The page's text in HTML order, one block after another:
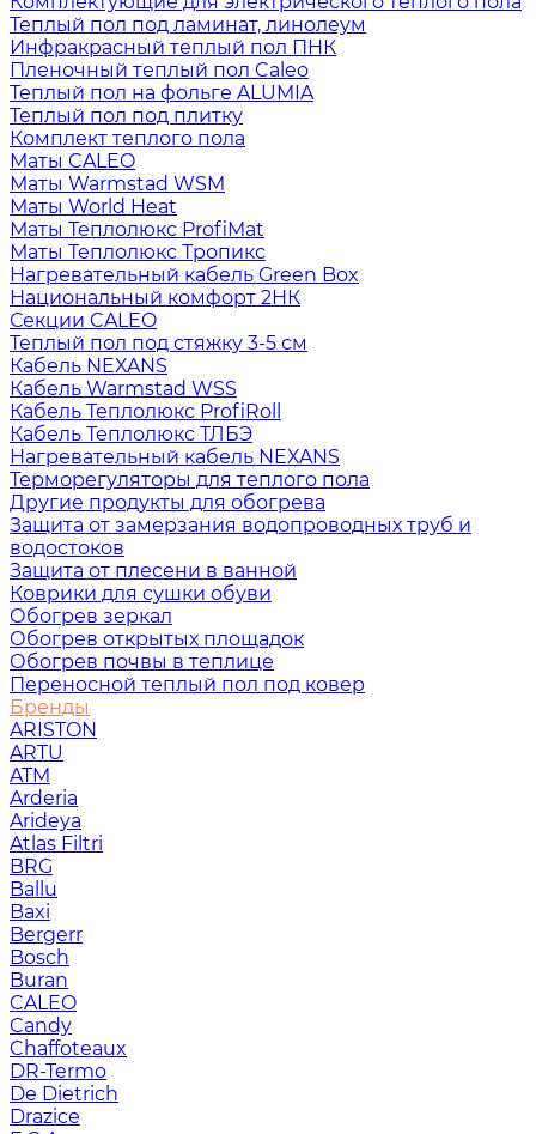
Теплый пол под ламинат, линолеум
Инфракрасный теплый пол ПНК
Пленочный теплый пол Caleo
Теплый пол на фольге ALUMIA
Теплый пол под плитку
Комплект теплого пола
Маты CALEO
Маты Warmstad WSM
Маты World Heat
Маты Теплолюкс ProfiMat
Маты Теплолюкс Тропикс
Нагревательный кабель Green Box
Национальный комфорт 2НК
Секции CALEO
Теплый пол под стяжку 3-5 см
Кабель NEXANS
Кабель Warmstad WSS
Кабель Теплолюкс ProfiRoll
Кабель Теплолюкс ТЛБЭ
Нагревательный кабель NEXANS
Терморегуляторы для теплого пола
Другие продукты для обогрева
Защита от замерзания водопроводных труб и
водостоков
Защита от плесени в ванной
Коврики для сушки обуви
Обогрев зеркал
Обогрев открытых площадок
Обогрев почвы в теплице
Переносной теплый пол под ковер
Бренды
ARISTON
ARTU
ATM
Arderia
Arideya
Atlas Filtri
BRG
Ballu
Baxi
Bergerr
Bosch
Buran
CALEO
Candy
Chaffoteaux
DR-Termo
De Dietrich
Drazice